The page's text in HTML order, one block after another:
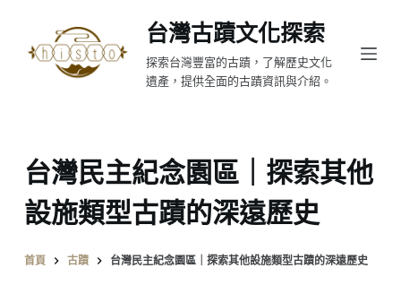
至
台灣古蹟文化探索
探索台灣豐富的古蹟，了解歷史文化
遺產，提供全面的古蹟資訊與介紹。
台灣民主紀念園區｜探索其他
設施類型古蹟的深遠歷史
首頁 古蹟 台灣民主紀念園區｜探索其他設施類型古蹟的深遠歷史